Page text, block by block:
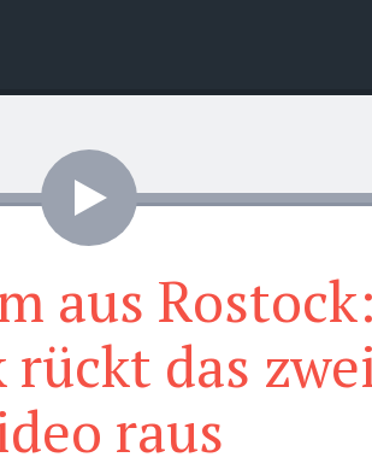
Video
aus Rostock:
rückt das
raus